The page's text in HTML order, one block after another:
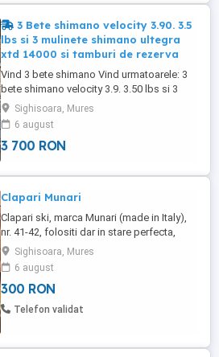
3 Bete shimano velocity 3.90. 3.5
lbs si 3 mulinete shimano ultegra
xtd 14000 si tamburi de rezerva
Vind 3 bete shimano Vind urmatoarele: 3
bete shimano velocity 3.9. 3.50 lbs si 3
mulinete shimano ultegra xtd 14000 cu
frina rapida ,au doar 2 iesiri arata foarte
bn. Si 3 tamburi cu fir de 25 iar cei de pe
mulinete de 30. Pret bete 1.600 ron neg.
rezerva neg. Tel ...
Sighisoara, Mures
6 august
3 700 RON
Clapari Munari
Clapari ski, marca Munari (made in Italy),
nr. 41-42, folositi dar in stare perfecta,
captusiti, o clapeta de inchidere,
protejeaza foarte bine glezna.
Sighisoara, Mures
6 august
300 RON
Telefon validat